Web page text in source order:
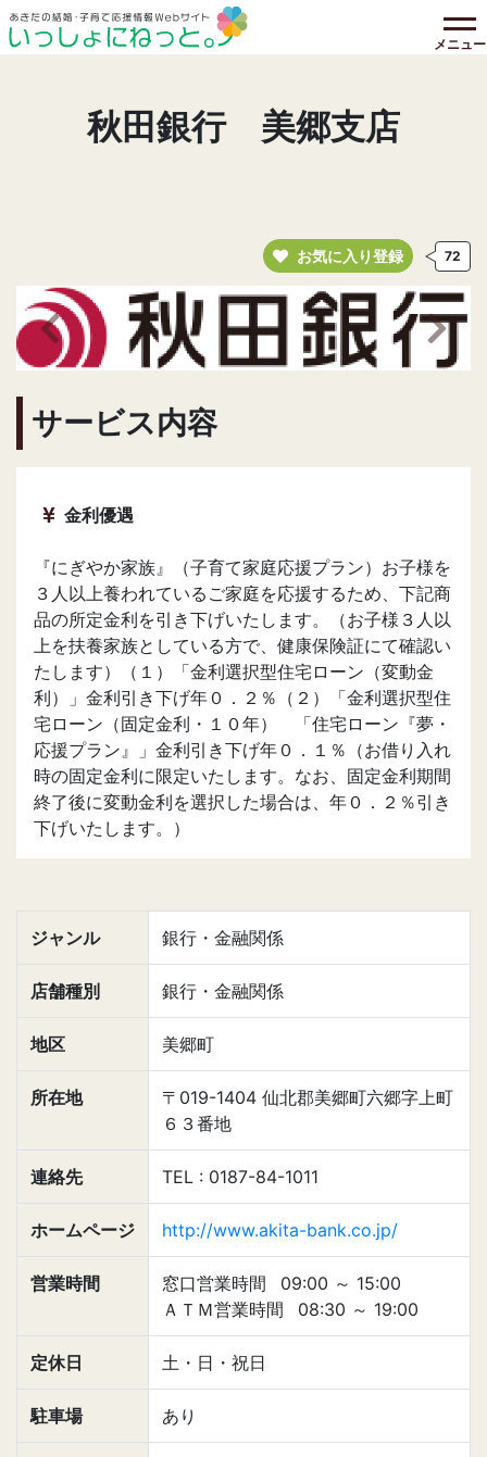
メニュー
秋田銀行 美郷支店
お気に入り登録 72
前の画像へ 次の
サービス内容
金利優遇
『にぎやか家族』（子育て家庭応援プラン）お子様を
３人以上養われているご家庭を応援するため、下記商
品の所定金利を引き下げいたします。（お子様３人以
上を扶養家族としている方で、健康保険証にて確認い
たします）（１）「金利選択型住宅ローン（変動金
利）」金利引き下げ年０．２％（２）「金利選択型住
宅ローン（固定金利・１０年） 「住宅ローン『夢・
応援プラン』」金利引き下げ年０．１％（お借り入れ
時の固定金利に限定いたします。なお、固定金利期間
終了後に変動金利を選択した場合は、年０．２％引き
下げいたします。）
ジャンル 銀行・金融関係
店舗種別 銀行・金融関係
地区 美郷町
所在地
〒019-1404 仙北郡美郷町六郷字上町
６３番地
連絡先 TEL : 0187-84-1011
ホームページ http://www.akita-bank.co.jp/
営業時間 窓口営業時間 09:00 ～ 15:00
ＡＴＭ営業時間
08:30 ～ 19:00
定休日 土・日・祝日
駐車場 あり